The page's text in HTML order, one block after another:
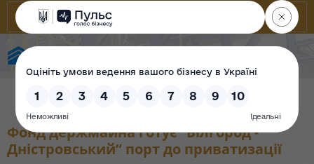
Фонд держмайна готує “Білгород -
Дністровський” порт до приватизації